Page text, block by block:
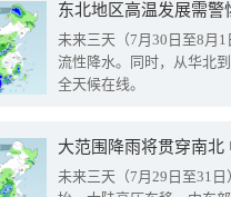
东北地区高温发展需
未来三天（7月30日至8月
流性降水。同时，从华北
全天候在线。
大范围降雨将贯穿南
未来三天（7月29日至31